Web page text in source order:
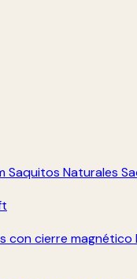
Saquitos Naturales
con cierre magnético